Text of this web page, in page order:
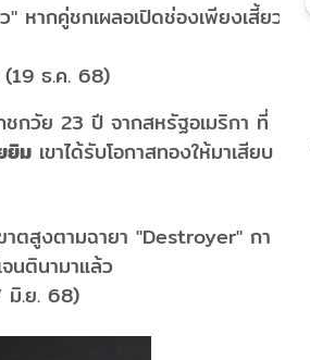
ากคู่ชกเผลอเปิดช่องเพียงเสี้ยว
(19 ธ.ค. 68)
ชกวัย 23 ปี จากสหรัฐอเมริกา ที่
ยิม เขาได้รับโอกาสทองให้มาเสียบ
าตสูงตามฉายา "Destroyer" กา
นตินามาแล้ว
มิ.ย. 68)